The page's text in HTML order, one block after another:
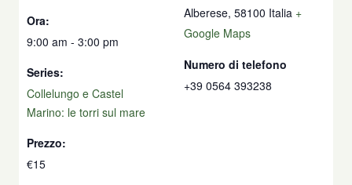
Ora:
9:00 am - 3:00 pm
Series:
Collelungo e Castel
Marino: le torri sul mare
Prezzo:
€15
Alberese, 58100 Italia +
Google Maps
Numero di telefono
+39 0564 393238